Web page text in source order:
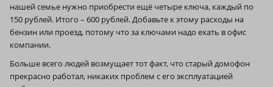
нашей семье нужно приобрести ещё четыре ключа, каждый по
150 рублей. Итого – 600 рублей. Добавьте к этому расходы на
бензин или проезд, потому что за ключами надо ехать в офис
компании.
Больше всего людей возмущает тот факт, что старый домофон
прекрасно работал, никаких проблем с его эксплуатацией